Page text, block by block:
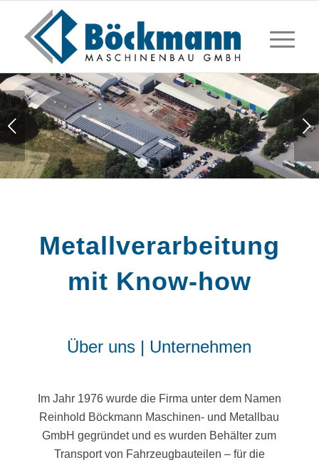
Weiter
1 3 4
Metallverarbeitung
mit Know-how
Über uns | Unternehmen
Im Jahr 1976 wurde die Firma unter dem Namen
Reinhold Böckmann Maschinen- und Metallbau
GmbH gegründet und es wurden Behälter zum
Transport von Fahrzeugbauteilen – für die